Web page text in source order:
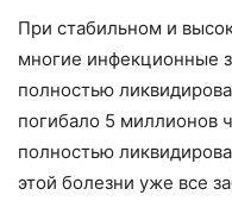
При стабильном и
многие инфекционные
полностью
погибало 5 миллионов
полностью
этой болезни уже все